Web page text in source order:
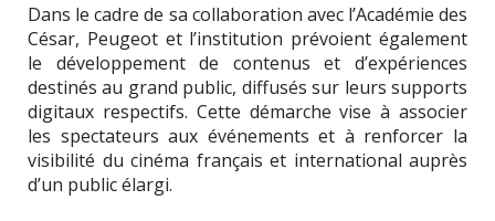
Dans le cadre de sa collaboration avec l’Académie des
César, Peugeot et l’institution prévoient également
le développement de contenus et d’expériences
destinés au grand public, diffusés sur leurs supports
digitaux respectifs. Cette démarche vise à associer
les spectateurs aux événements et à renforcer la
visibilité du cinéma français et international auprès
d’un public élargi.